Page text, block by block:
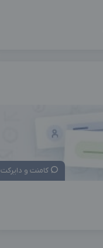
کامنت و دایرکت